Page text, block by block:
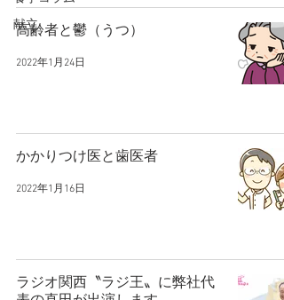
献立
高齢者と鬱（うつ）
2022年1月24日
かかりつけ医と歯医者
2022年1月16日
ラジオ関西〝ラジ王〟に弊社代